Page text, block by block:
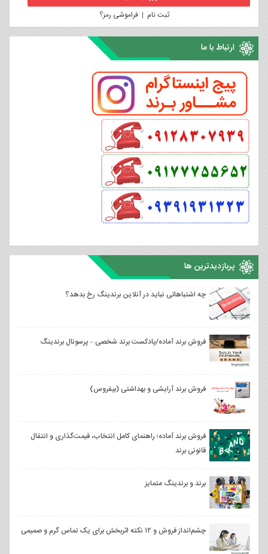
ثبت نام |فراموشی رمز؟
ارتباط با ما
پربازدیدترین ها
چه اشتباهاتی نباید در آنلاین برندینگ رخ بدهد؟
فروش برند آماده/پادکست برند شخصی – پرسونال برندینگ
فروش برند آرایشی و بهداشتی (بیفروس)
فروش برند آماده؛ راهنمای کامل انتخاب، قیمت‌گذاری و انتقال
قانونی برند
برند و برندینگ متمایز
چشم‌انداز فروش و ۱۲ نکته اثربخش برای یک تماس گرم و صمیمی